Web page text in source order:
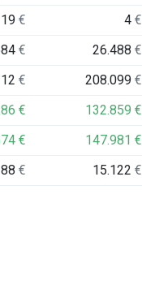
19€ 4€
€ 26.488€
€ 208.099€
€ 132.859€
€ 147.981€
€ 15.122€